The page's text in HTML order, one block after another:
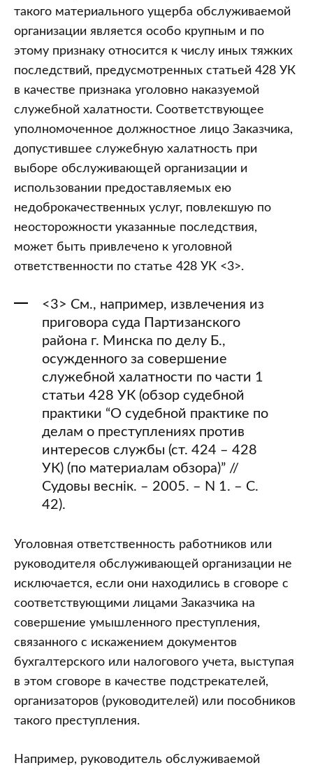
такого материального ущерба обслуживаемой
организации является особо крупным и по
этому признаку относится к числу иных тяжких
последствий, предусмотренных статьей 428 УК
в качестве признака уголовно наказуемой
служебной халатности. Соответствующее
уполномоченное должностное лицо Заказчика,
допустившее служебную халатность при
выборе обслуживающей организации и
использовании предоставляемых ею
недоброкачественных услуг, повлекшую по
неосторожности указанные последствия,
может быть привлечено к уголовной
ответственности по статье 428 УК <3>.
<3> См., например, извлечения из
приговора суда Партизанского
района г. Минска по делу Б.,
осужденного за совершение
служебной халатности по части 1
статьи 428 УК (обзор судебной
практики “О судебной практике по
делам о преступлениях против
интересов службы (ст. 424 – 428
УК) (по материалам обзора)” //
Судовы веснiк. – 2005. – N 1. – С.
42).
Уголовная ответственность работников или
руководителя обслуживающей организации не
исключается, если они находились в сговоре с
соответствующими лицами Заказчика на
совершение умышленного преступления,
связанного с искажением документов
бухгалтерского или налогового учета, выступая
в этом сговоре в качестве подстрекателей,
организаторов (руководителей) или пособников
такого преступления.
Например, руководитель обслуживаемой